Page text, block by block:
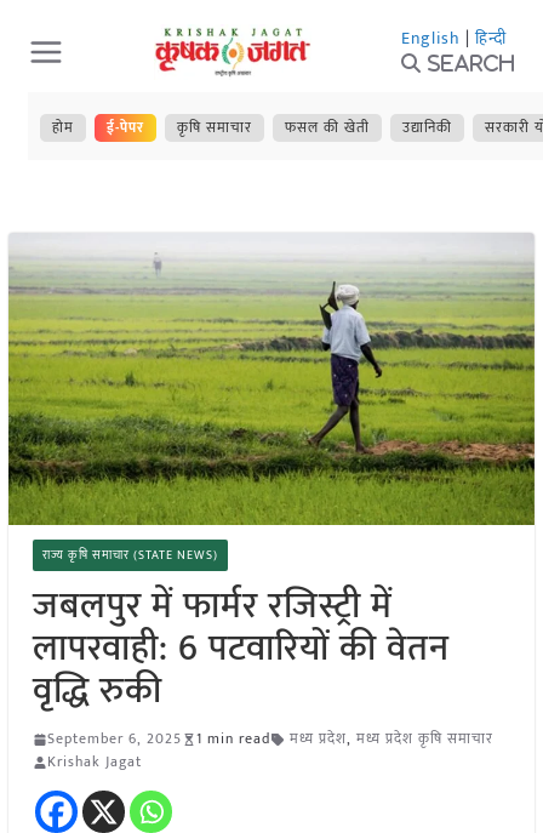
Skip
to
content
English | हिन्दी
Search
होम ई-पेपर कृषि समाचार फसल की खेती उद्यानिकी सरकारी
राज्य कृषि समाचार (STATE NEWS)
जबलपुर में फार्मर रजिस्ट्री में
लापरवाही: 6 पटवारियों की वेतन
वृद्धि रुकी
September 6, 2025 1 min read मध्य प्रदेश, मध्य प्रदेश कृषि समाचार
Krishak Jagat